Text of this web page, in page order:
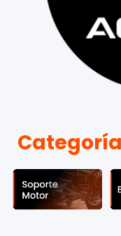
Categoría